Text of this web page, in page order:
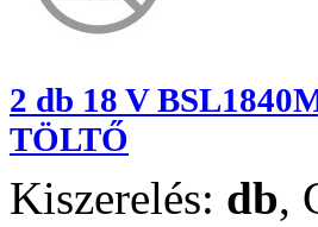
2 db 18 V
TÖLTŐ
Kiszerelés: db,